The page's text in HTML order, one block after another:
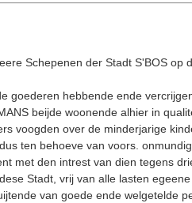
Schepenen der Stadt S'BOS op
goederen hebbende ende
beijde woonende alhier in
voogden over de minderjarige
ten behoeve van voors.
met den intrest van dien tegens
Stadt, vrij van alle lasten
van goede ende welgetelde